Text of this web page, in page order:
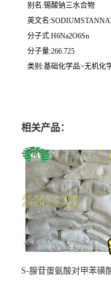
别名:锡酸钠三水合物
英文名
分子式:H6Na2O6Sn
分子量:266.725
类别:基础化学品>无机化
相关产品：
S-腺苷蛋氨酸对甲苯磺